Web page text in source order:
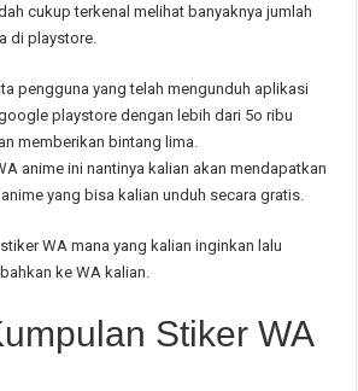
cukup terkenal melihat banyaknya jumlah
di playstore.
pengguna yang telah mengunduh aplikasi
playstore dengan lebih dari 5o ribu
memberikan bintang lima.
anime ini nantinya kalian akan mendapatkan
yang bisa kalian unduh secara gratis.
WA mana yang kalian inginkan lalu
ke WA kalian.
Stiker WA